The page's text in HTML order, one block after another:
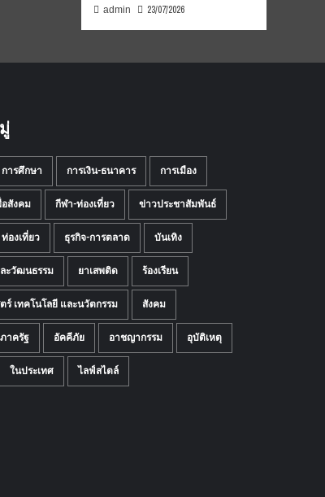
admin 23/07/2026
การศึกษา การเงิน-ธนาคาร การเมือง
อสังคม กีฬา-ท่องเที่ยว ข่าวประชาสัมพันธ์
ท่องเที่ยว ธุรกิจ-การตลาด บันเทิง
ะวัฒนธรรม ยาเสพติด ร้องเรียน
ร์ เทคโนโลยี และนวัตกรรม สังคม
าครัฐ อัคคีภัย อาชญากรรม อุบัติเหตุ
ในประเทศ ไลฟ์สไตล์